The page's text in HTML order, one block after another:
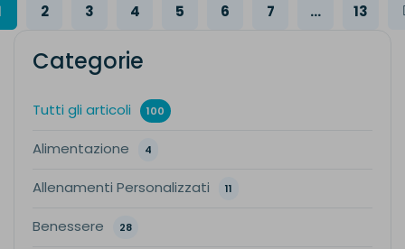
2 3 4 5 6 7 ... 13
Categorie
Tutti gli articoli 100
Alimentazione 4
Allenamenti Personalizzati 11
Benessere 28